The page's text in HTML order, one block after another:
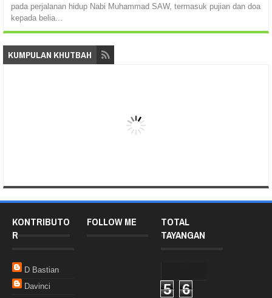
pada perjalanan hidup Nabi Muhammad SAW, termasuk pujian dan doa
kepada belia...
KUMPULAN KHUTBAH
KONTRIBUTO
R
D Bastian
Davinci
FOLLOW ME
TOTAL
TAYANGAN
5 6